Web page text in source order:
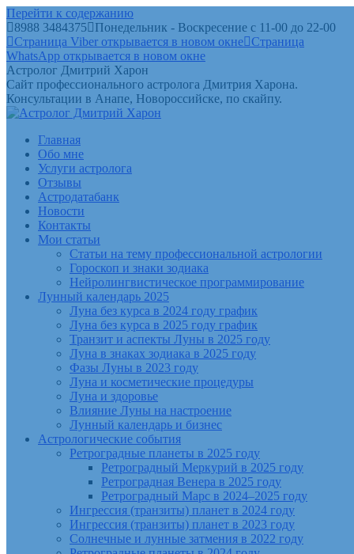
Перейти к содержанию
8988 3484375
Понедельник - Воскресение с 11-00 до 22-00
Страница Viber открывается в новом окне
Страница
WhatsApp открывается в новом окне
Астролог Дмитрий Харон
Сайт профессионального астролога Дмитрия Харона.
Консультации в Анапе, Новороссийске, по скайпу.
Главная
Обо мне
Услуги астролога
Отзывы
Астродатабанк
Новости
Контакты
Мои статьи
Статьи на тему профессиональной астрологии
Гороскоп и знаки зодиака
Нейролингвистическое программирование
Лунный календарь 2025
Луна без курса в 2024 году график
Луна без курса в 2025 году график
Транзит и аспекты Луны в 2025 году
Луна в знаках зодиака в 2025 году
Фазы Луны в 2023 году
Луна и косметические процедуры
Луна и здоровье
Влияние Луны на настроение
Лунный календарь и бизнес
Астрологические события
Ретроградные планеты в 2025 году
Ретроградный Меркурий в 2025 году
Ретроградная Венера в 2025 году
Ретроградный Марс в 2024–2025 году
Ингрессия (транзиты) планет в 2024 году
Ингрессия (транзиты) планет в 2023 году
Солнечные и лунные затмения в 2022 году